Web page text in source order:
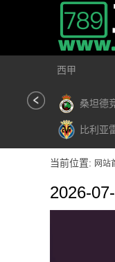
西甲
桑坦德
比利亚
当前位置: 网站
2026-